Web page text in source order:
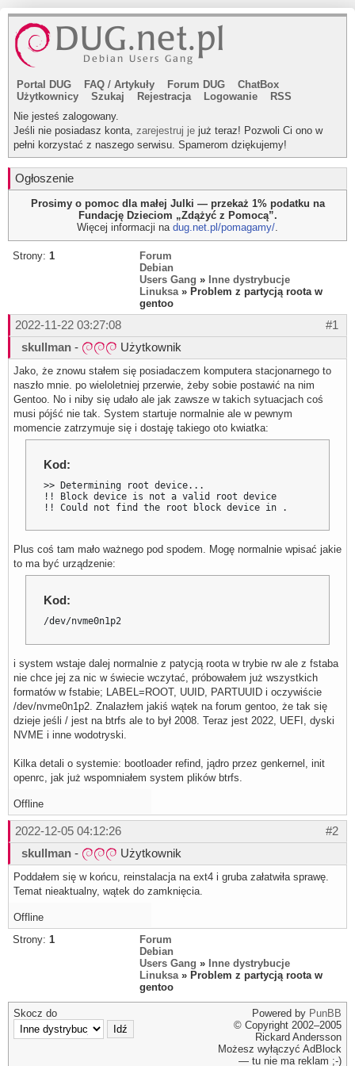
Portal DUG FAQ / Artykuły Forum DUG
ChatBox
Użytkownicy
Szukaj Rejestracja Logowanie
RSS
Nie jesteś zalogowany.
Jeśli nie posiadasz konta, zarejestruj je już teraz! Pozwoli Ci ono w
pełni korzystać z naszego serwisu. Spamerom dziękujemy!
Ogłoszenie
Prosimy o pomoc dla małej Julki — przekaż 1% podatku na
Fundację Dzieciom „Zdążyć z Pomocą”.
Więcej informacji na dug.net.pl/pomagamy/.
Strony: 1
Forum
Debian
Users Gang » Inne dystrybucje
Linuksa» Problem z partycją roota w
gentoo
#1
2022-11-22 03:27:08
skullman - Użytkownik
Jako, że znowu stałem się posiadaczem komputera stacjonarnego to
naszło mnie. po wieloletniej przerwie, żeby sobie postawić na nim
Gentoo. No i niby się udało ale jak zawsze w takich sytuacjach coś
musi pójść nie tak. System startuje normalnie ale w pewnym
momencie zatrzymuje się i dostaję takiego oto kwiatka:
Kod:
>> Determining root device...
!! Block device is not a valid root device
!! Could not find the root block device in .
Plus coś tam mało ważnego pod spodem. Mogę normalnie wpisać jakie
to ma być urządzenie:
Kod:
/dev/nvme0n1p2
i system wstaje dalej normalnie z patycją roota w trybie rw ale z fstaba
nie chce jej za nic w świecie wczytać, próbowałem już wszystkich
formatów w fstabie; LABEL=ROOT, UUID, PARTUUID i oczywiście
/dev/nvme0n1p2. Znalazłem jakiś wątek na forum gentoo, że tak się
dzieje jeśli / jest na btrfs ale to był 2008. Teraz jest 2022, UEFI, dyski
NVME i inne wodotryski.
Kilka detali o systemie: bootloader refind, jądro przez genkernel, init
openrc, jak już wspomniałem system plików btrfs.
Offline
#2
2022-12-05 04:12:26
skullman - Użytkownik
Poddałem się w końcu, reinstalacja na ext4 i gruba załatwiła sprawę.
Temat nieaktualny, wątek do zamknięcia.
Offline
Strony: 1
Forum
Debian
Users Gang » Inne dystrybucje
Linuksa » Problem z partycją roota w
gentoo
Skocz do Powered by PunBB
© Copyright 2002–2005
Rickard Andersson
Możesz wyłączyć AdBlock
— tu nie ma reklam ;-)